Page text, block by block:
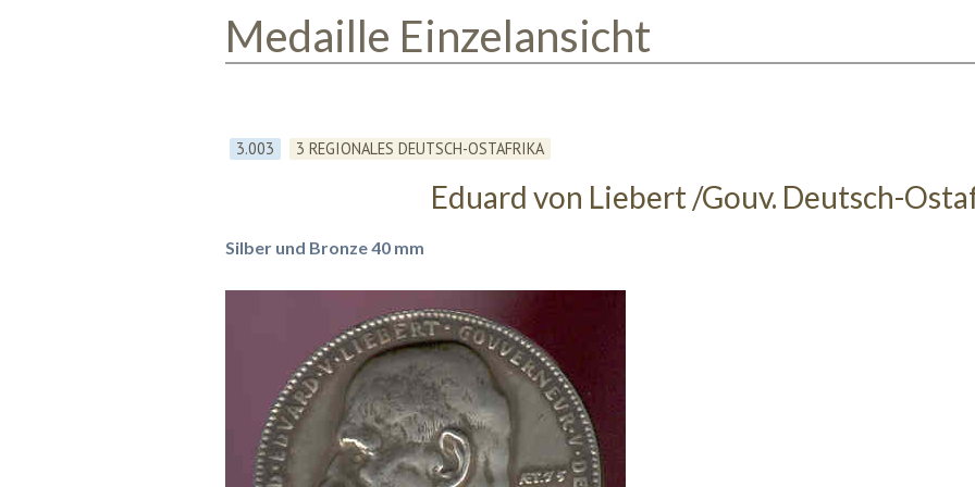
Medaille Einzelansicht
3.003 3 REGIONALES DEUTSCH-OSTAFRIKA
Eduard von Liebert /Gouv. Deutsch-
Silber und Bronze 40 mm